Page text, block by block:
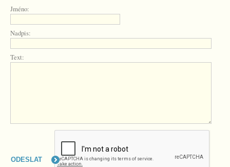
Jméno:
Nadpis:
Text: